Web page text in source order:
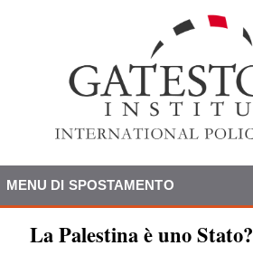
MENU DI SPOSTAMENTO
La Palestina è uno Stato?